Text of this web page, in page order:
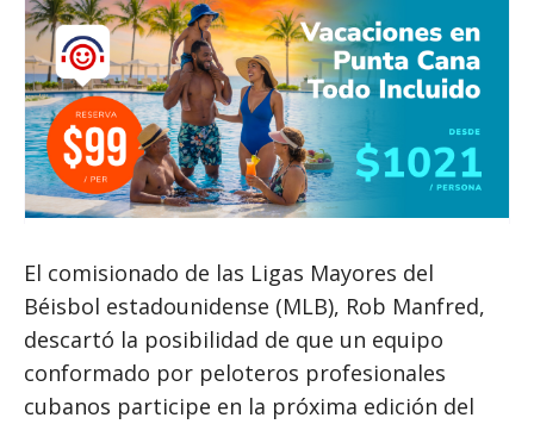
El comisionado de las Ligas Mayores del
Béisbol estadounidense (MLB), Rob Manfred,
descartó la posibilidad de que un equipo
conformado por peloteros profesionales
cubanos participe en la próxima edición del